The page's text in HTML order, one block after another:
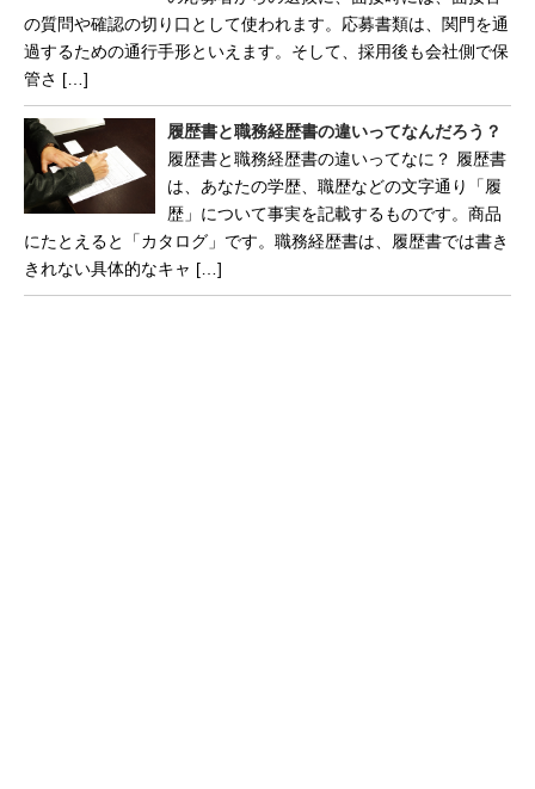
の質問や確認の切り口として使われます。応募書類は、関門を通
過するための通行手形といえます。そして、採用後も会社側で保
管さ […]
履歴書と職務経歴書の違いってなんだろう？
履歴書と職務経歴書の違いってなに？ 履歴書
は、あなたの学歴、職歴などの文字通り「履
歴」について事実を記載するものです。商品
にたとえると「カタログ」です。職務経歴書は、履歴書では書き
きれない具体的なキャ […]